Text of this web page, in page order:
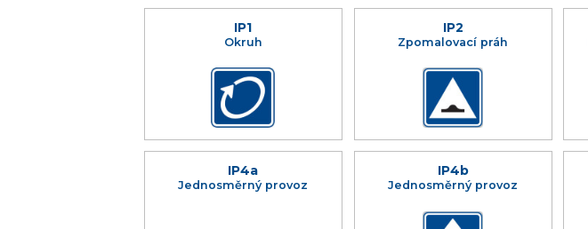
IP1
Okruh
IP2
Zpomalovací práh
IP4a
Jednosměrný provoz
IP4b
Jednosměrný provoz